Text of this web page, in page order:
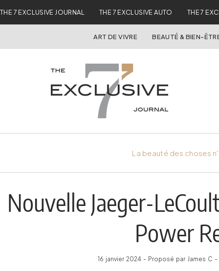
THE 7 EXCLUSIVE JOURNAL THE 7 EXCLUSIVE AUTO THE 7
ART DE VIVRE BEAUTÉ & BIEN-
La beauté des choses
Nouvelle Jaeger-
Power
16 janvier 2024 - Proposé par James C